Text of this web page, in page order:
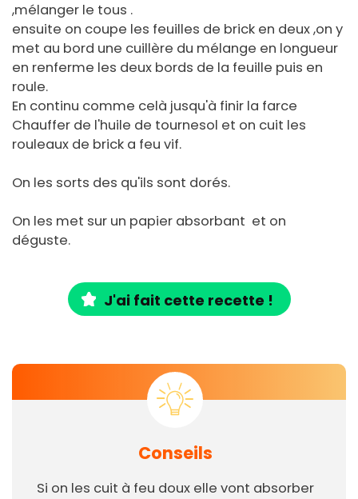
,mélanger le tous .
ensuite on coupe les feuilles de brick en deux ,on y
met au bord une cuillère du mélange en longueur
en renferme les deux bords de la feuille puis en
roule.
En continu comme celà jusqu'à finir la farce
Chauffer de l'huile de tournesol et on cuit les
rouleaux de brick a feu vif.
On les sorts des qu'ils sont dorés.
On les met sur un papier absorbant et on
déguste.
J'ai fait cette recette !
Conseils
Si on les cuit à feu doux elle vont absorber